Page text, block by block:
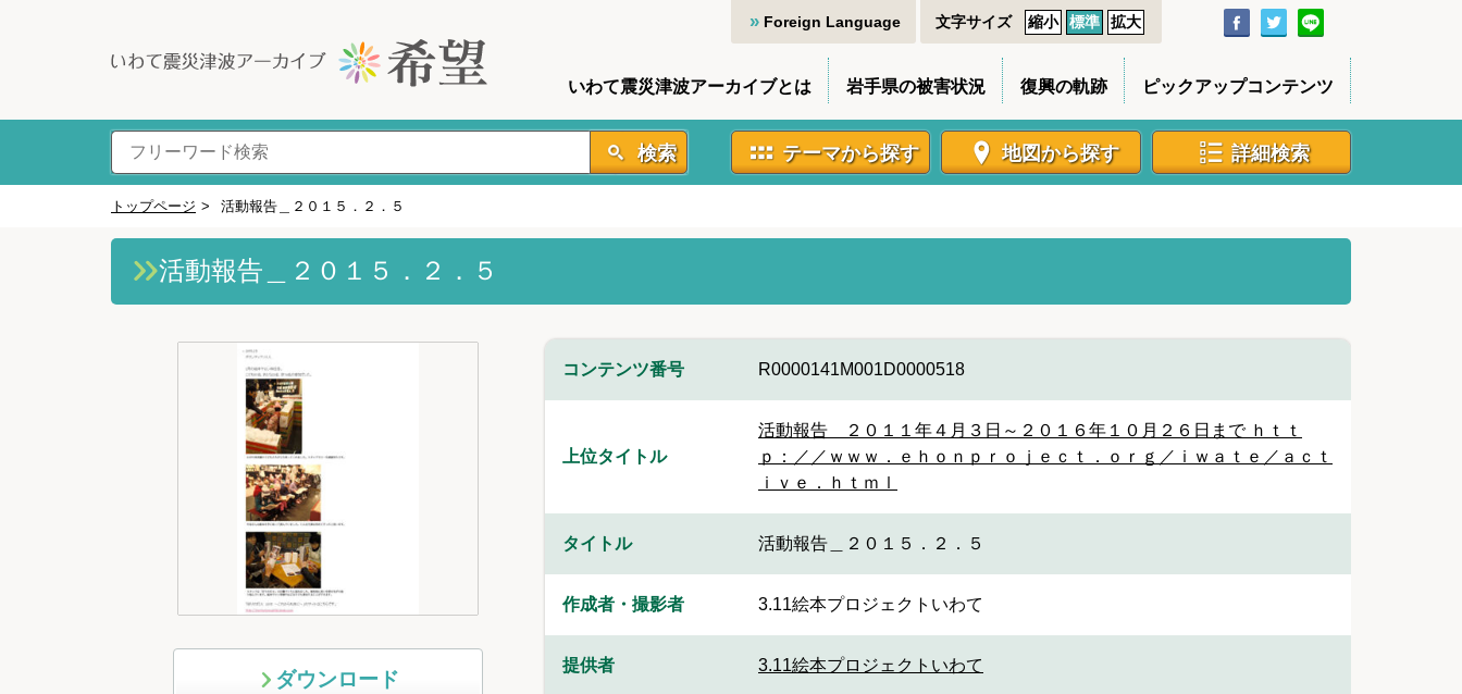
Foreign Language 文字サイズ 縮小 標準 拡大
いわて震災津波アーカイブとは 岩手県の被害状況 復興の軌跡 ピックアップコンテンツ
検索 テーマから探す 地図から探す 詳細検索
トップページ > 活動報告＿２０１５．２．５
活動報告＿２０１５．２．５
ダウンロード
コンテンツ番号 R0000141M001D0000518
上位タイトル
活動報告 ２０１１年４月３日～２０１６年１０月２６日まで ｈｔｔ
ｐ：／／ｗｗｗ．ｅｈｏｎｐｒｏｊｅｃｔ．ｏｒｇ／ｉｗａｔｅ／ａｃｔ
ｉｖｅ．ｈｔｍｌ
タイトル 活動報告＿２０１５．２．５
作成者・撮影者 3.11絵本プロジェクトいわて
提供者 3.11絵本プロジェクトいわて